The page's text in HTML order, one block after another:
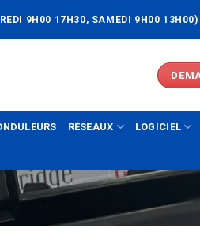
9H00 17H30, SAMEDI 9H00 13H00)
RÉSEAUX LOGICIEL